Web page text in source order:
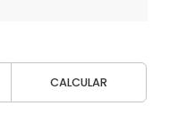
CALCULAR